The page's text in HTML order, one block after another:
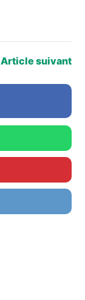
Article suivant